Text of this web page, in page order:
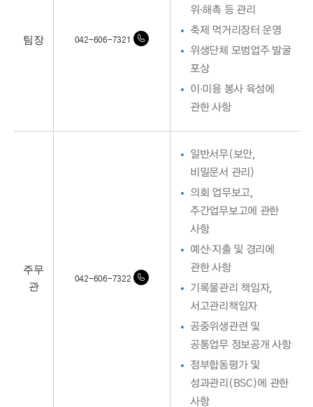
팀장 042-606-7321
위·해촉 등 관리
축제 먹거리장터 운영
위생단체 모범업주 발굴
포상
이·미용 봉사 육성에
관한 사항
주무
관
042-606-7322
일반서무(보안,
비밀문서 관리)
의회 업무보고,
주간업무보고에 관한
사항
예산·지출 및 경리에
관한 사항
기록물관리 책임자,
서고관리책임자
공중위생관련 및
공통업무 정보공개 사항
정부합동평가 및
성과관리(BSC)에 관한
사항